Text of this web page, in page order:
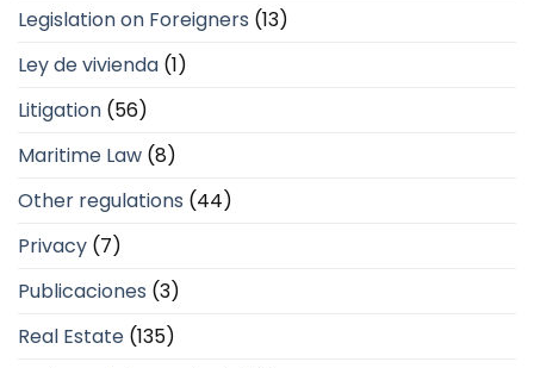
Legislation on Foreigners (13)
Ley de vivienda (1)
Litigation (56)
Maritime Law (8)
Other regulations (44)
Privacy (7)
Publicaciones (3)
Real Estate (135)